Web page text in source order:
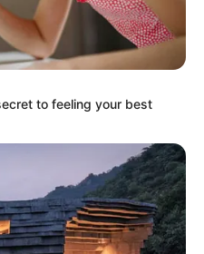
2025 Aktualności
to feeling your best